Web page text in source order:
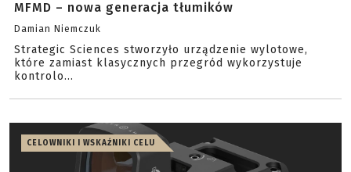
MFMD – nowa generacja tłumików
Damian Niemczuk
Strategic Sciences stworzyło urządzenie wylotowe,
które zamiast klasycznych przegród wykorzystuje
kontrolo...
CELOWNIKI I WSKAŹNIKI CELU